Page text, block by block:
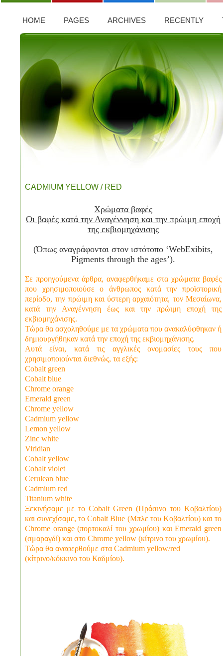
HOME PAGES ARCHIVES RECENTLY
CADMIUM YELLOW / RED
Χρώματα βαφές
Οι βαφές κατά την Αναγέννηση και την πρώιμη εποχή
της εκβιομηχάνισης
(Όπως αναγράφονται στον ιστότοπο ‘WebExibits,
Pigments through the ages’).
Σε προηγούμενα άρθρα, αναφερθήκαμε στα χρώματα βαφές
που χρησιμοποιούσε ο άνθρωπος κατά την προϊστορική
περίοδο, την πρώιμη και ύστερη αρχαιότητα, τον Μεσαίωνα,
κατά την Αναγέννηση έως και την πρώιμη εποχή της
εκβιομηχάνισης.
Τώρα θα ασχοληθούμε με τα χρώματα που ανακαλύφθηκαν ή
δημιουργήθηκαν κατά την εποχή της εκβιομηχάνισης.
Αυτά είναι, κατά τις αγγλικές ονομασίες τους που
χρησιμοποιούνται διεθνώς, τα εξής:
Cobalt green
Cobalt blue
Chrome orange
Emerald green
Chrome yellow
Cadmium yellow
Lemon yellow
Zinc white
Viridian
Cobalt yellow
Cobalt violet
Cerulean blue
Cadmium red
Titanium white
Ξεκινήσαμε με το Cobalt Green (Πράσινο του Κοβαλτίου)
και συνεχίσαμε, το Cobalt Blue (Μπλε του Κοβαλτίου) και το
Chrome orange (πορτοκαλί του χρωμίου) και Emerald green
(σμαραγδί) και στο Chrome yellow (κίτρινο του χρωμίου).
Τώρα θα αναφερθούμε στα Cadmium yellow/red
(κίτρινο/κόκκινο του Καδμίου).